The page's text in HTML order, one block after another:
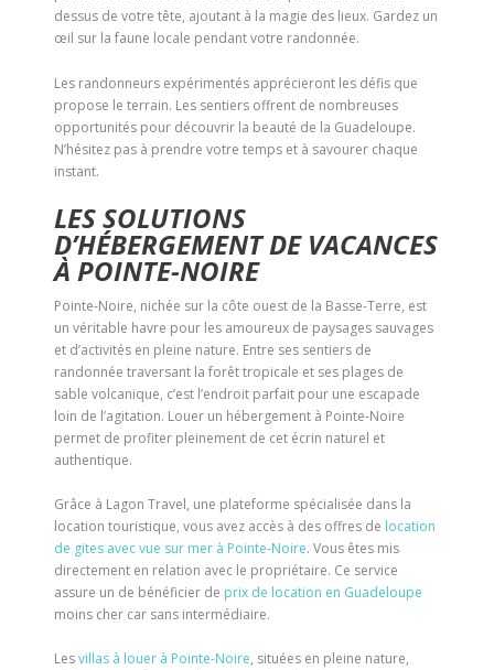
dessus de votre tête, ajoutant à la magie des lieux. Gardez un
œil sur la faune locale pendant votre randonnée.
Les randonneurs expérimentés apprécieront les défis que
propose le terrain. Les sentiers offrent de nombreuses
opportunités pour découvrir la beauté de la Guadeloupe.
N’hésitez pas à prendre votre temps et à savourer chaque
instant.
LES SOLUTIONS
D’HÉBERGEMENT DE VACANCES
À POINTE-NOIRE
Pointe-Noire, nichée sur la côte ouest de la Basse-Terre, est
un véritable havre pour les amoureux de paysages sauvages
et d’activités en pleine nature. Entre ses sentiers de
randonnée traversant la forêt tropicale et ses plages de
sable volcanique, c’est l’endroit parfait pour une escapade
loin de l’agitation. Louer un hébergement à Pointe-Noire
permet de profiter pleinement de cet écrin naturel et
authentique.
Grâce à Lagon Travel, une plateforme spécialisée dans la
location touristique, vous avez accès à des offres de location
de gites avec vue sur mer à Pointe-Noire. Vous êtes mis
directement en relation avec le propriétaire. Ce service
assure un de bénéficier de prix de location en Guadeloupe
moins cher car sans intermédiaire.
Lesvillas à louer à Pointe-Noire, situées en pleine nature,